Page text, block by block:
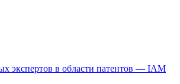
экспертов в области патентов — IAM